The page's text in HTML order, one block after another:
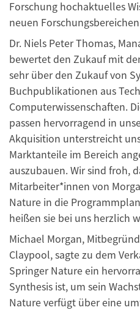
Forschung hochaktuelles
neuen
Dr. Niels Peter Thomas,
bewertet den Zukauf mit
sehr über den Zukauf von
Buchpublikationen aus
Computerwissenschaften.
passen hervorragend in
Akquisition unterstreicht
Marktanteile im Bereich
auszubauen. Wir sind froh,
Mitarbeiter*innen von
Nature in die
heißen sie bei uns herzlich
Michael Morgan,
Claypool, sagte zu dem
Springer Nature ein
Synthesis ist, um sein
Nature verfügt über eine